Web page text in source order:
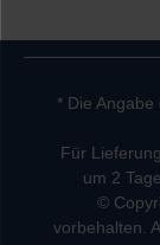
* Die
Für
um 2
©
vorbehalten.